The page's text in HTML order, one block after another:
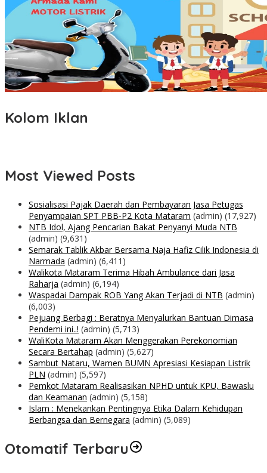
Kolom Iklan
Most Viewed Posts
Sosialisasi Pajak Daerah dan Pembayaran Jasa Petugas
Penyampaian SPT PBB-P2 Kota Mataram (admin) (17,927)
NTB Idol, Ajang Pencarian Bakat Penyanyi Muda NTB
(admin) (9,631)
Semarak Tablik Akbar Bersama Naja Hafiz Cilik Indonesia di
Narmada (admin) (6,411)
Walikota Mataram Terima Hibah Ambulance dari Jasa
Raharja (admin) (6,194)
Waspadai Dampak ROB Yang Akan Terjadi di NTB (admin)
(6,003)
Pejuang Berbagi : Beratnya Menyalurkan Bantuan Dimasa
Pendemi ini..! (admin) (5,713)
WaliKota Mataram Akan Menggerakan Perekonomian
Secara Bertahap (admin) (5,627)
Sambut Nataru, Wamen BUMN Apresiasi Kesiapan Listrik
PLN (admin) (5,597)
Pemkot Mataram Realisasikan NPHD untuk KPU, Bawaslu
dan Keamanan (admin) (5,158)
Islam : Menekankan Pentingnya Etika Dalam Kehidupan
Berbangsa dan Bernegara (admin) (5,089)
Otomatif Terbaru